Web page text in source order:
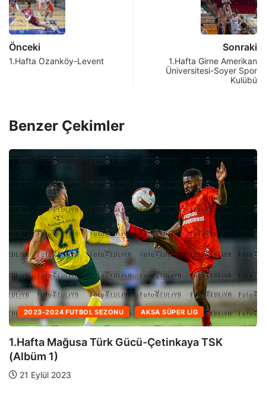
Önceki
1.Hafta Ozanköy-Levent
Sonraki
1.Hafta Girne Amerikan
Üniversitesi-Soyer Spor
Kulübü
Benzer Çekimler
2023-2024 FUTBOL SEZONU AKSA SÜPER LIG
1.Hafta Mağusa Türk Gücü-Çetinkaya TSK
(Albüm 1)
21 Eylül 2023